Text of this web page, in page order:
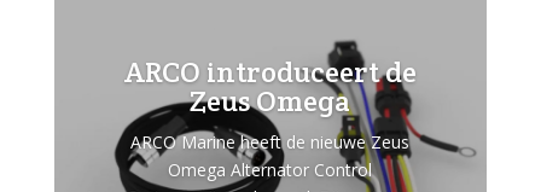
ARCO introduceert de
Zeus Omega
ARCO Marine heeft de nieuwe Zeus
Omega Alternator Control